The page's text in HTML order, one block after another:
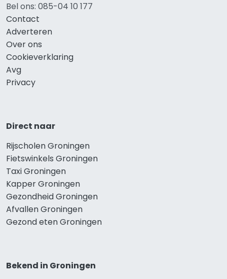
Bel ons: 085-04 10 177
Contact
Adverteren
Over ons
Cookieverklaring
Avg
Privacy
Direct naar
Rijscholen Groningen
Fietswinkels Groningen
Taxi Groningen
Kapper Groningen
Gezondheid Groningen
Afvallen Groningen
Gezond eten Groningen
Bekend in Groningen